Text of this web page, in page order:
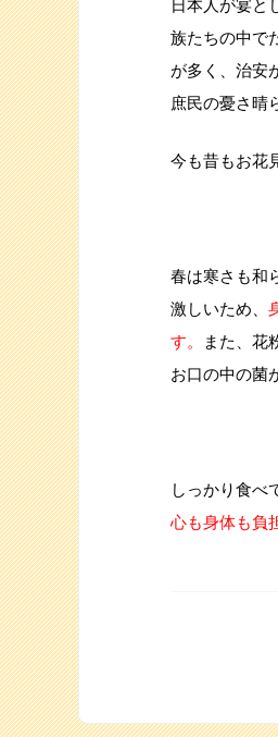
日本人が宴と
族たちの中で
が多く、治安
庶民の憂さ晴
今も昔もお花
春は寒さも和
激しいため、
す。
また、花
お口の中の菌
しっかり食べ
心も身体も負